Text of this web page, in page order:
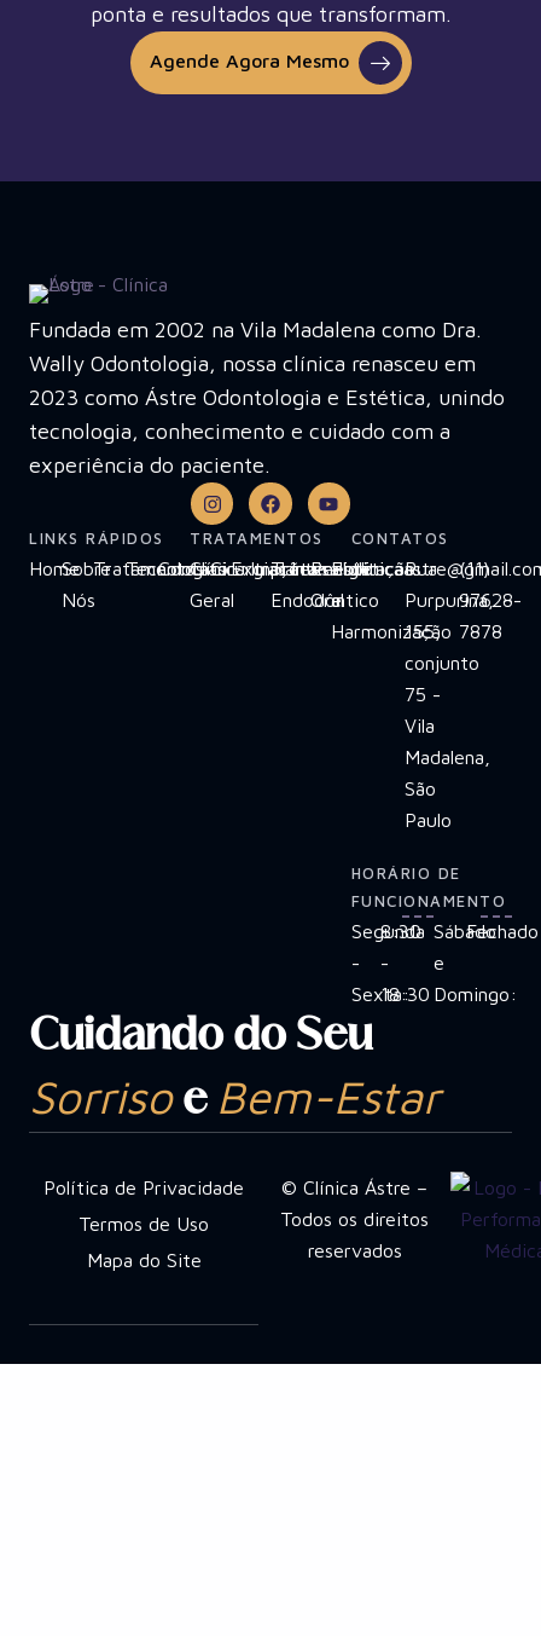
ponta e resultados que transformam.
Agende Agora Mesmo
Fundada em 2002 na Vila Madalena como Dra.
Wally Odontologia, nossa clínica renasceu em
2023 como Ástre Odontologia e Estética, unindo
tecnologia, conhecimento e cuidado com a
experiência do paciente.
LINKS RÁPIDOS
HomeSobre
Nós
Tratamentos
Tecnologias
Contato
TRATAMENTOS
Clínica
Geral
Cirurgias
Extrações
Implante
Tratamento
Endodôntico
Invisalign
Reabilitação
Oral
Estética
e
Harmonização
CONTATOS
Rua
Purpurina,
155,
conjunto
75 -
Vila
Madalena,
São
Paulo
(11)
97628-
7878
HORÁRIO DE
FUNCIONAMENTO
Segunda
-
Sexta:
8:30
-
18:30
Sábado
e
Domingo:
Fechado
Cuidando do Seu
Sorrisoe Bem-Estar
Política de Privacidade
Termos de Uso
Mapa do Site
© Clínica Ástre –
Todos os direitos
reservados